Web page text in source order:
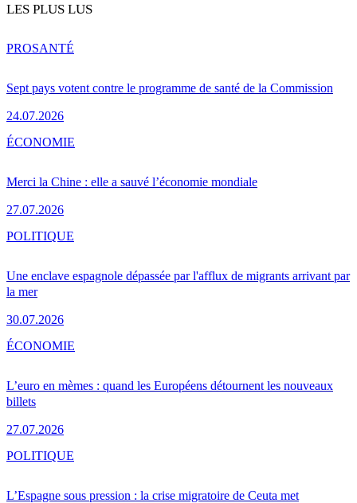
LES PLUS LUS
Sept pays votent contre le programme de santé de la Commission
24.07.2026
PROSANTÉ
Merci la Chine : elle a sauvé l’économie mondiale
27.07.2026
ÉCONOMIE
Une enclave espagnole dépassée par l'afflux de migrants arrivant par
la mer
30.07.2026
POLITIQUE
L’euro en mèmes : quand les Européens détournent les nouveaux
billets
27.07.2026
ÉCONOMIE
L’Espagne sous pression : la crise migratoire de Ceuta met
POLITIQUE